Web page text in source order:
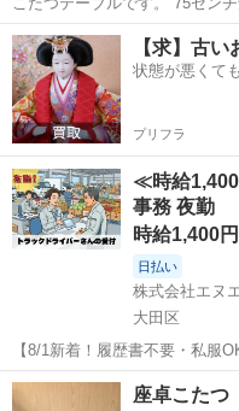
り東京 大田区 大森町駅
【求】古
状態が悪くて
プリフラ
≪時給
事務 夜勤
時給1,400円
日払い
株式会社エヌ
大田区
【8/1新着！履歴書不要・私服
スタート！】夕方だけ/16‐23時
受付サポート(1413) 【お仕事内容】 ・トラックで来場した方の受付対
東京 大田区 その他
座卓こたつ